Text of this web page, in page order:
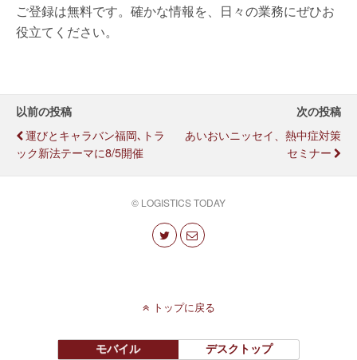
ご登録は無料です。確かな情報を、日々の業務にぜひお
役立てください。
以前の投稿
運びとキャラバン福岡､トラ
ック新法テーマに8/5開催
次の投稿
あいおいニッセイ、熱中症対策
セミナー
© LOGISTICS TODAY
トップに戻る
モバイル デスクトップ